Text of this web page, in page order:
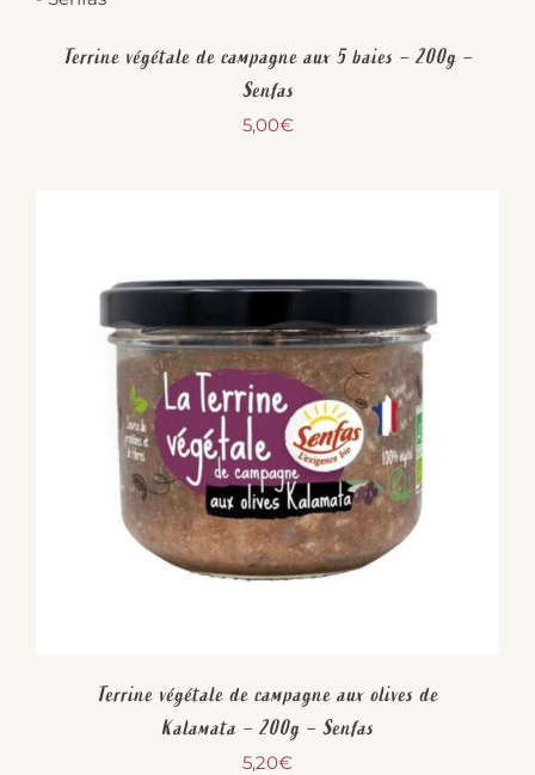
Terrine végétale de campagne aux 5 baies – 200g –
Senfas
5,00€
Terrine végétale de campagne aux olives de
Kalamata – 200g – Senfas
5,20€